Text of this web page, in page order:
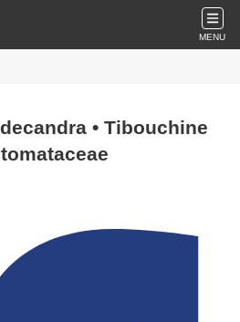
MENU
• Tibouchine